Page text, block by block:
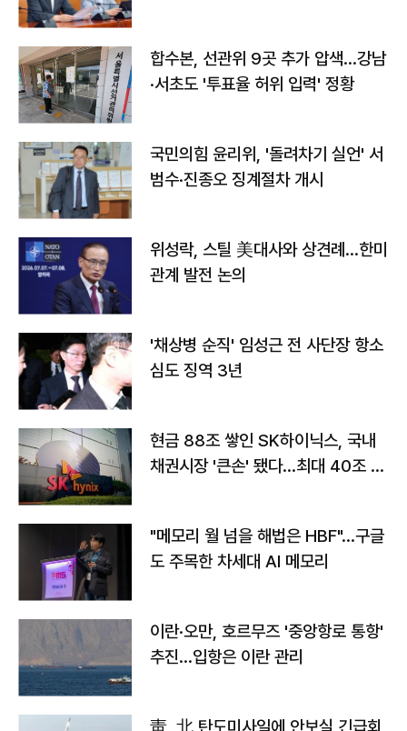
합수본, 선관위 9곳 추가 압색…강남
·서초도 '투표율 허위 입력' 정황
국민의힘 윤리위, '돌려차기 실언' 서
범수·진종오 징계절차 개시
위성락, 스틸 美대사와 상견례…한미
관계 발전 논의
'채상병 순직' 임성근 전 사단장 항소
심도 징역 3년
현금 88조 쌓인 SK하이닉스, 국내
채권시장 '큰손' 됐다…최대 40조 투
"메모리 월 넘을 해법은 HBF"…구글
도 주목한 차세대 AI 메모리
이란·오만, 호르무즈 '중앙항로 통항'
추진…입항은 이란 관리
靑, 北 탄도미사일에 안보실 긴급회